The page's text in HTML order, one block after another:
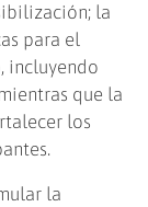
la
para el
incluyendo
que la
los
la